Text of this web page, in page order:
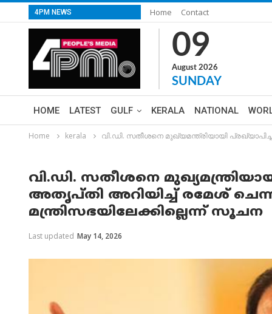
4PM NEWS Home Contact
09
August 2026
SUNDAY
HOME LATEST GULF KERALA NATIONAL
Home kerala വി.ഡി. സതീശനെ മുഖ്യമന്ത്രിയായി
വി.ഡി. സതീശനെ
അതൃപ്തി അറിയിച്ച് രമേശ്
മന്ത്രിസഭയിലേക്കില്ലെന്ന് സൂചന
Last updated May 14, 2026